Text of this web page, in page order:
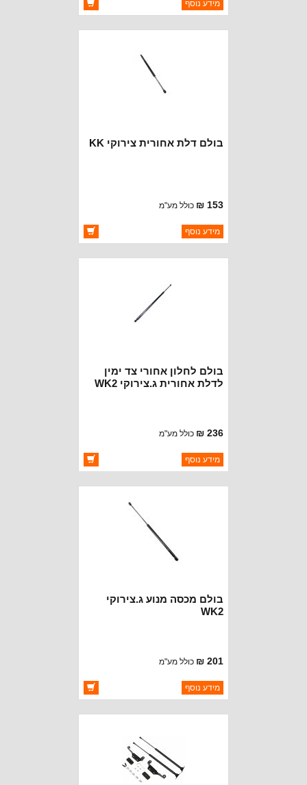
יצרן:OAKMAN OFFROAD
מידע נוסף
בולם דלת אחורית צירוקי KK
153 ₪ כולל מע"מ
ברקוד: 57010181AC
יצרן:OAKMAN OFFROAD
מידע נוסף
בולם לחלון אחורי צד ימין
לדלת אחורית ג.צירוקי WK2
236 ₪ כולל מע"מ
ברקוד: 68165052AC
יצרן:OAKMAN OFFROAD
מידע נוסף
בולם מכסה מנוע ג.צירוקי
WK2
201 ₪ כולל מע"מ
ברקוד: 55113748AA
יצרן:CROWN AUTOMOTIVE
מידע נוסף